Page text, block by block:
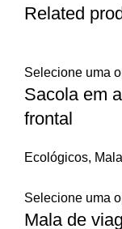
Related
Selecione uma
Sacola em
frontal
Ecológicos,
Selecione uma
Mala de